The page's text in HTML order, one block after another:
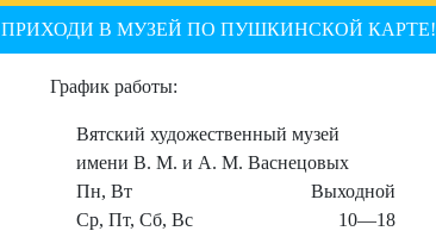
ПРИХОДИ В МУЗЕЙ ПО ПУШКИНСКОЙ КАРТЕ!
График работы:
Вятский художественный музей
имени В. М. и А. М. Васнецовых
Пн, Вт
Ср, Пт, Сб, Вс
Выходной
10—18